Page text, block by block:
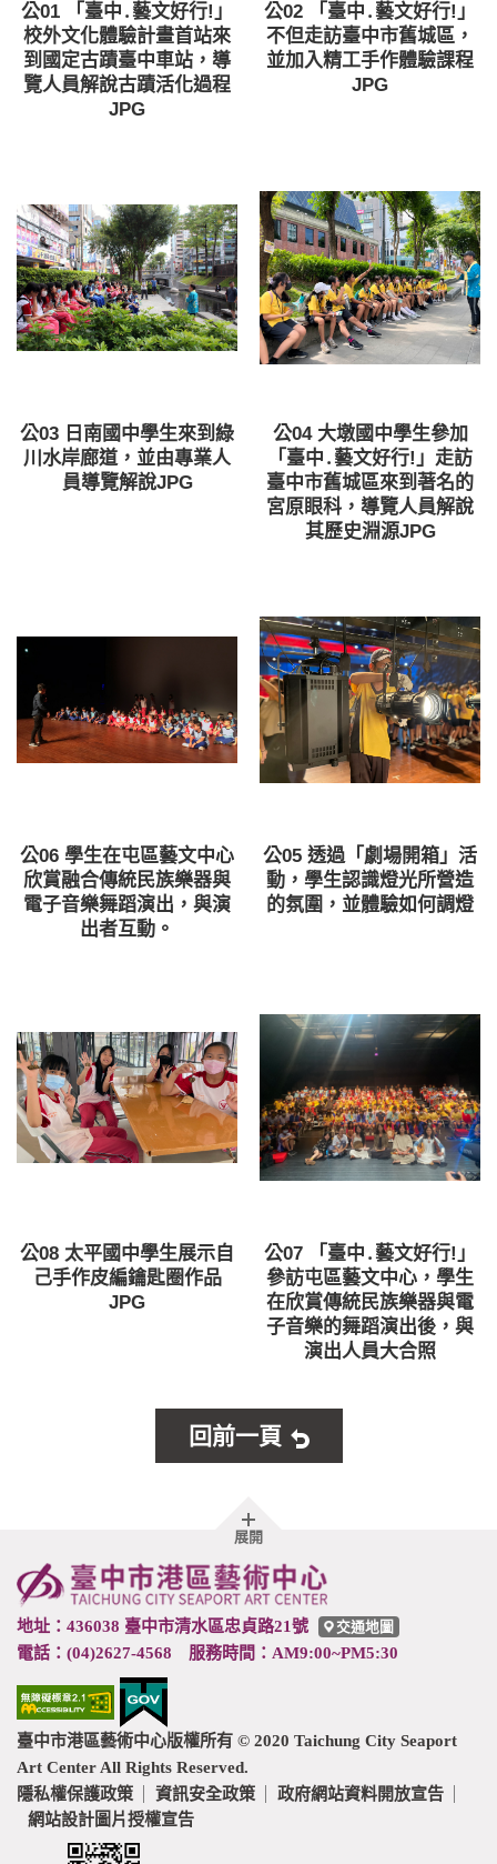
公01 「臺中․藝文好行!」
校外文化體驗計畫首站來
到國定古蹟臺中車站，導
覽人員解說古蹟活化過程
JPG
公02 「臺中․藝文好行!」
不但走訪臺中市舊城區，
並加入精工手作體驗課程
JPG
公03 日南國中學生來到綠
川水岸廊道，並由專業人
員導覽解說JPG
公04 大墩國中學生參加
「臺中․藝文好行!」走訪
臺中市舊城區來到著名的
宮原眼科，導覽人員解說
其歷史淵源JPG
公06 學生在屯區藝文中心
欣賞融合傳統民族樂器與
電子音樂舞蹈演出，與演
出者互動。
公05 透過「劇場開箱」活
動，學生認識燈光所營造
的氛圍，並體驗如何調燈
公08 太平國中學生展示自
己手作皮編鑰匙圈作品
JPG
公07 「臺中․藝文好行!」
參訪屯區藝文中心，學生
在欣賞傳統民族樂器與電
子音樂的舞蹈演出後，與
演出人員大合照
回前一頁
展開胖
尾
地址：436038 臺中市清水區忠貞路21號 交通地圖
電話：(04)2627-4568 服務時間：AM9:00~PM5:30
臺中市港區藝術中心版權所有 © 2020 Taichung City Seaport
Art Center All Rights Reserved.
隱私權保護政策 資訊安全政策
政府網站資料開放宣告
網站設計圖片授權宣告